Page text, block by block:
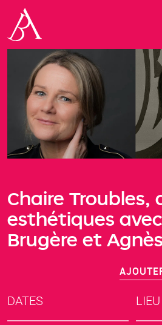
Chaire Troubles,
esthétiques
Brugère et
DATES LIEU